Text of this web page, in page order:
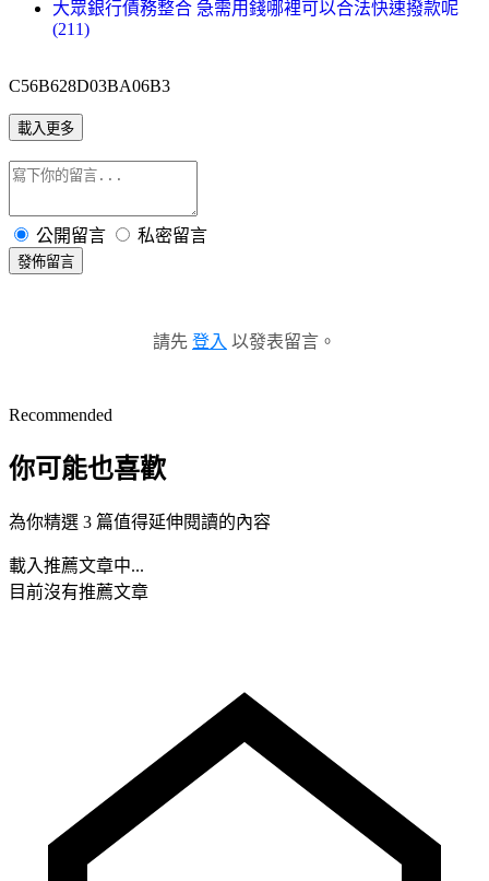
大眾銀行債務整合 急需用錢哪裡可以合法快速撥款呢
(211)
C56B628D03BA06B3
載入更多
公開留言 私密留言
發佈留言
請先 登入 以發表留言。
Recommended
你可能也喜歡
為你精選 3 篇值得延伸閱讀的內容
載入推薦文章中...
目前沒有推薦文章